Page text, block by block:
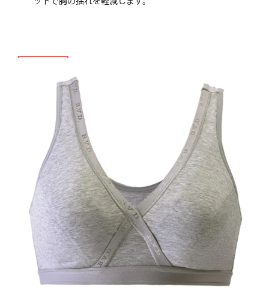
ウォーキング ハーフトップ
M,L
¥3,190（税込）
LL
¥3,410（税込）